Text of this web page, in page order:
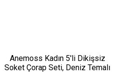
Anemoss Kadın 5'li Dikişsiz
Soket Çorap Seti, Deniz Temalı